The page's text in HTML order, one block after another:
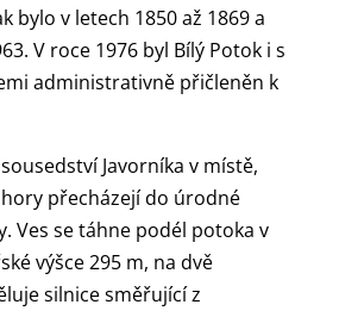
bylo v letech 1850 až 1869 a
V roce 1976 byl Bílý Potok i s
administrativně přičleněn k
Javorníka v místě,
hory přecházejí do úrodné
Ves se táhne podél potoka v
výšce 295 m, na dvě
silnice směřující z